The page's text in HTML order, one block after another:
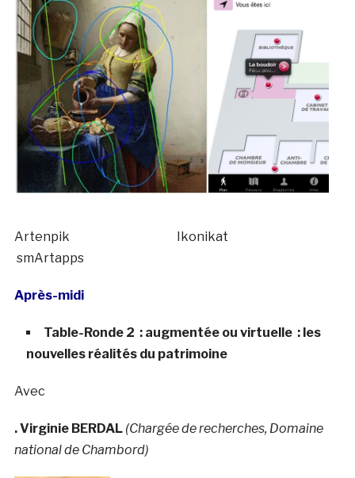
Artenpik Ikonikat
smArtapps
Après-midi
Table-Ronde 2 : augmentée ou virtuelle : les
nouvelles réalités du patrimoine
Avec
. Virginie BERDAL (Chargée de recherches, Domaine
national de Chambord)